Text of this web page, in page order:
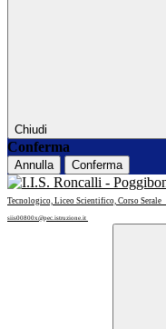
Chiudi
Conferma
Annulla Conferma
Tecnologico, Liceo Scientifico, Corso Serale
siis00800x@pec.istruzione.it